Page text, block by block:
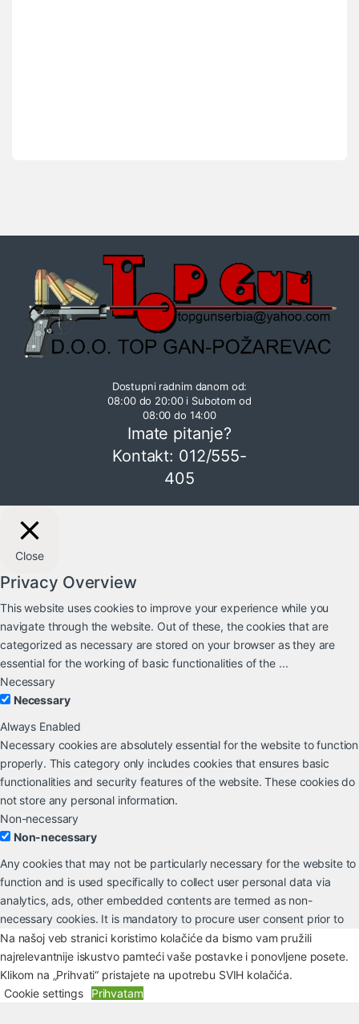
Dostupni radnim danom od:
08:00 do 20:00 i Subotom od
08:00 do 14:00
Imate pitanje?
Kontakt: 012/555-
405
Na našoj veb stranici koristimo kolačiće da bismo vam pružili
najrelevantnije iskustvo pamteći vaše postavke i ponovljene posete.
Klikom na „Prihvati“ pristajete na upotrebu SVIH kolačića.
Cookie settings
Prihvatam
Close
Privacy Overview
This website uses cookies to improve your experience while you
navigate through the website. Out of these, the cookies that are
categorized as necessary are stored on your browser as they are
essential for the working of basic functionalities of the ...
Necessary
Necessary
Always Enabled
Necessary cookies are absolutely essential for the website to function
properly. This category only includes cookies that ensures basic
functionalities and security features of the website. These cookies do
not store any personal information.
Non-necessary
Non-necessary
Any cookies that may not be particularly necessary for the website to
function and is used specifically to collect user personal data via
analytics, ads, other embedded contents are termed as non-
necessary cookies. It is mandatory to procure user consent prior to
running these cookies on your website.
SAVE & ACCEPT